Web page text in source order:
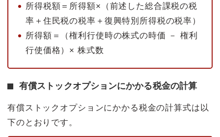
所得税額＝所得額×（前述した総合課税の税
率＋住民税の税率＋復興特別所得税の税率）
所得額＝（権利行使時の株式の時価 － 権利
行使価格）× 株式数
有償ストックオプションにかかる税金の計算
有償ストックオプションにかかる税金の計算式は以
下のとおりです。